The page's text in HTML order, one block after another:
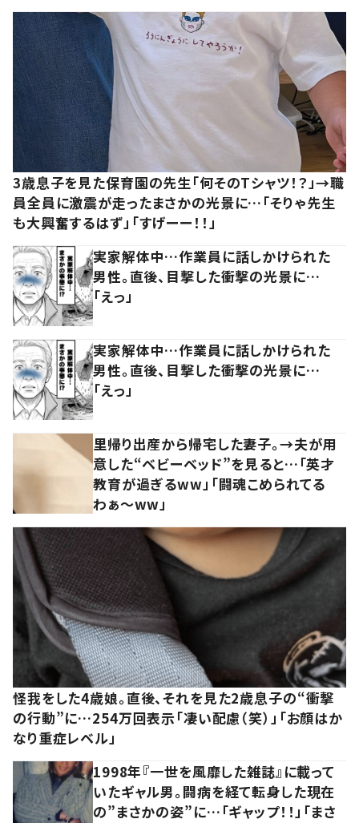
3歳息子を見た保育園の先生「何そのTシャツ！？」→職
員全員に激震が走ったまさかの光景に…「そりゃ先生
も大興奮するはず」「すげーー！！」
実家解体中…作業員に話しかけられた
男性。直後、目撃した衝撃の光景に…
「えっ」
実家解体中…作業員に話しかけられた
男性。直後、目撃した衝撃の光景に…
「えっ」
里帰り出産から帰宅した妻子。→夫が用
意した“ベビーベッド”を見ると…「英才
教育が過ぎるww」「闘魂こめられてる
わぁ～ww」
怪我をした4歳娘。直後、それを見た2歳息子の“衝撃
の行動”に…254万回表示「凄い配慮（笑）」「お顔はか
なり重症レベル」
1998年『一世を風靡した雑誌』に載って
いたギャル男。闘病を経て転身した現在
の”まさかの姿”に…「ギャップ！！」「まさ